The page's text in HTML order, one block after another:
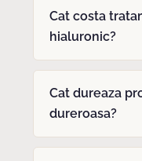
Cat costa
hialuronic?
Cat dureaza
dureroasa?